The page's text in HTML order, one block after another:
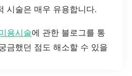
시술은 매우 유용합니다.
용시술에 관한 블로그를 통
금했던 점도 해소할 수 있을